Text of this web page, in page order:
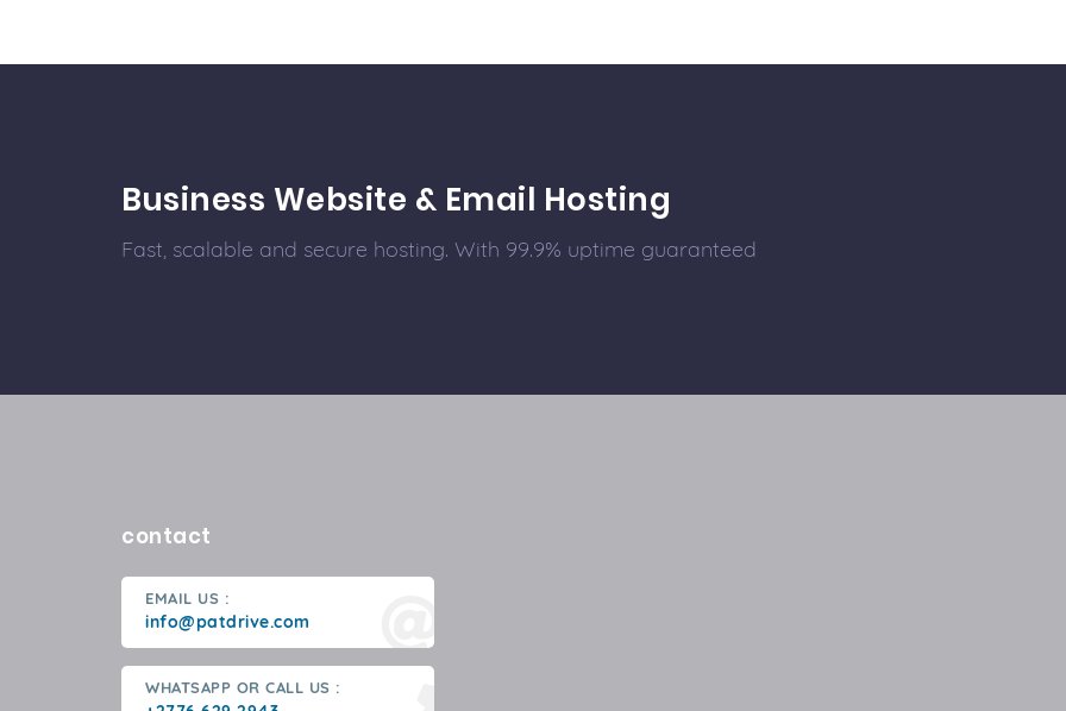
Business Website & Email Hosting
Fast, scalable and secure hosting. With 99.9% uptime guaranteed
contact
EMAIL US :
info@patdrive.com
WHATSAPP OR CALL US :